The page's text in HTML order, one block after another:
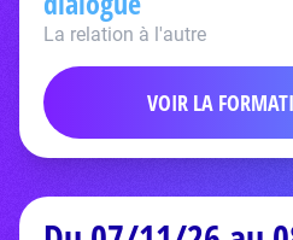
La relation à l'autre
VOIR LA